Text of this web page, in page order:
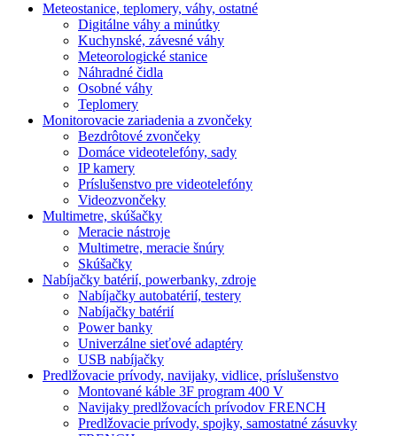
Meteostanice, teplomery, váhy, ostatné
Digitálne váhy a minútky
Kuchynské, závesné váhy
Meteorologické stanice
Náhradné čidla
Osobné váhy
Teplomery
Monitorovacie zariadenia a zvončeky
Bezdrôtové zvončeky
Domáce videotelefóny, sady
IP kamery
Príslušenstvo pre videotelefóny
Videozvončeky
Multimetre, skúšačky
Meracie nástroje
Multimetre, meracie šnúry
Skúšačky
Nabíjačky batérií, powerbanky, zdroje
Nabíjačky autobatérií, testery
Nabíjačky batérií
Power banky
Univerzálne sieťové adaptéry
USB nabíjačky
Predlžovacie prívody, navijaky, vidlice, príslušenstvo
Montované káble 3F program 400 V
Navijaky predlžovacích prívodov FRENCH
Predlžovacie prívody, spojky, samostatné zásuvky